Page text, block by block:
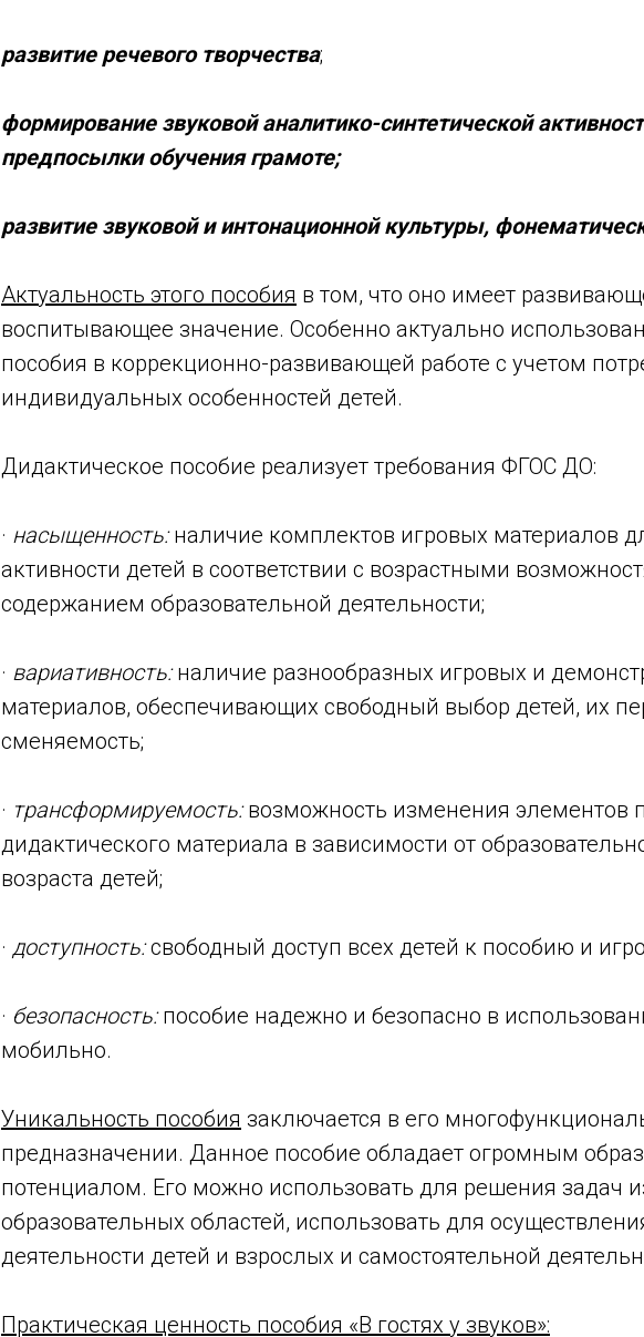
развитие речевого творчества;
формирование звуковой аналитико-синтетической
предпосылки обучения грамоте;
развитие звуковой и интонационной культуры,
Актуальность этого пособия в том, что оно имеет
воспитывающее значение. Особенно актуально
пособия в коррекционно-развивающей работе с учетом
индивидуальных особенностей детей.
Дидактическое пособие реализует требования ФГОС ДО:
· насыщенность:наличие комплектов игровых материалов
активности детей в соответствии с возрастными
содержанием образовательной деятельности;
· вариативность:наличие разнообразных игровых и
материалов, обеспечивающих свободный выбор детей, их
сменяемость;
· трансформируемость:возможность изменения элементов
дидактического материала в зависимости от
возраста детей;
· доступность:свободный доступ всех детей к пособию и
· безопасность:пособие надежно и безопасно в
мобильно.
Уникальность пособия заключается в его
предназначении. Данное пособие обладает огромным
потенциалом. Его можно использовать для решения задач
образовательных областей, использовать для
деятельности детей и взрослых и самостоятельной
Практическая ценность пособия «В гостях у звуков»: